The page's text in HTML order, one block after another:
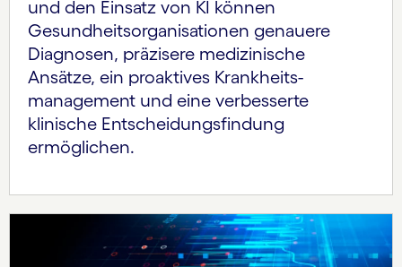
und den Einsatz von KI können
Gesundheits­organisationen genauere
Diagnosen, präzisere medizinische
Ansätze, ein proaktives Krankheits­
management und eine verbesserte
klinische Entscheidungsfindung
ermöglichen.